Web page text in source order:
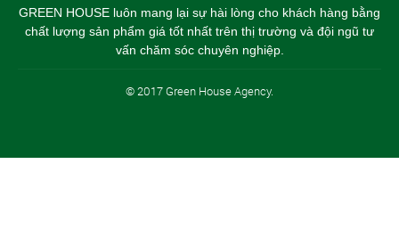
GREEN HOUSE luôn mang lại sự hài lòng cho khách hàng bằng
chất lượng sản phẩm giá tốt nhất trên thị trường và đội ngũ tư
vấn chăm sóc chuyên nghiệp.
© 2017 Green House Agency.